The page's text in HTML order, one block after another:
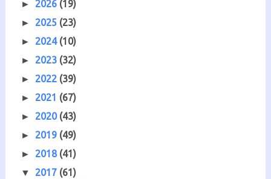
► 2026 (19)
► 2025 (23)
► 2024 (10)
► 2023 (32)
► 2022 (39)
► 2021 (67)
► 2020 (43)
► 2019 (49)
► 2018 (41)
▼ 2017 (61)